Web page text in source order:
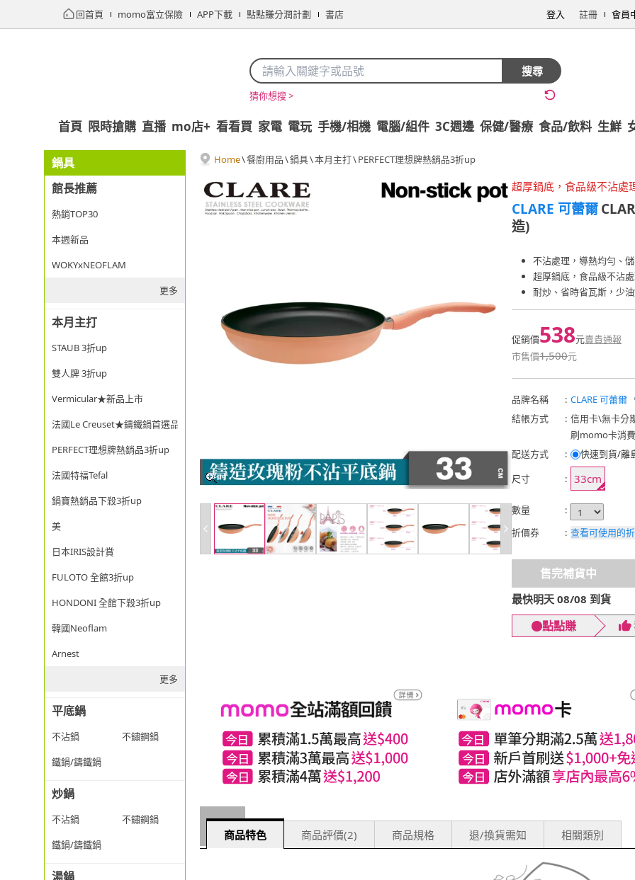
回首頁 momo富立保險 APP下載 點點賺分潤計劃 書店 登入 註冊 會員
搜尋
猜你想搜 >
首頁 限時搶購 直播 mo店+ 看看買 家電 電玩 手機/相機 電腦/組件 3C週邊 保健/醫療 食品/飲料 生鮮
鍋具
館長推薦
熱銷TOP30
本週新品
WOKYxNEOFLAM
更多
本月主打
STAUB 3折up
雙人牌 3折up
Vermicular★新品上市
法國Le Creuset★鑄鐵鍋首選品牌
PERFECT理想牌熱銷品3折up
法國特福Tefal
鍋寶熱銷品下殺3折up
美
日本IRIS設計賞
FULOTO 全館3折up
HONDONI 全館下殺3折up
韓國Neoflam
Arnest
更多
平底鍋
不沾鍋
不鏽鋼鍋
鐵鍋/鑄鐵鍋
炒鍋
不沾鍋
不鏽鋼鍋
鐵鍋/鑄鐵鍋
湯鍋
Home\餐廚用品\鍋具\本月主打\PERFECT理想牌熱銷品3折up
超厚鍋底，食品級不沾處
CLARE 可蕾爾
造)
不沾處理，導熱均勻、
超厚鍋底，食品級不沾
耐炒、省時省瓦斯，少
促銷價538元賣貴通報
市售價1,500元
品牌名稱 : CLARE 可蕾爾
結帳方式
: 信用卡\無卡分
刷momo卡消
配送方式
: 快速到貨/離
尺寸
: 33cm
數量
:
折價券
: 查看可使用的
售完補貨中
最快明天 08/08 到貨
點點賺
商品特色 商品評價(2) 商品規格 退/換貨需知 相關類別